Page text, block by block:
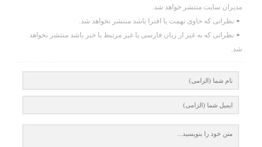
مدیران سایت منتشر خواهد شد.
نظراتی که حاوی تهمت یا افترا باشد منتشر نخواهد شد.
نظراتی که به غیر از زبان فارسی یا غیر مرتبط با خبر باشد منتشر نخواهد
شد.